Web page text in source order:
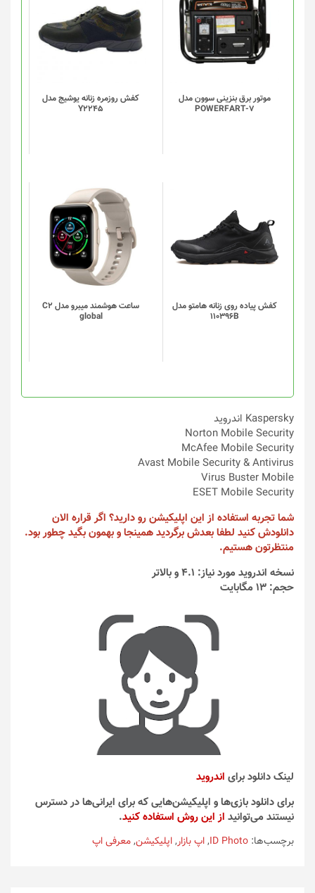
شوند
موتور برق بنزینی سوون مدل
POWERFART-7
کفش روزمره زنانه یوشیج مدل
Y2245
کفش پیاده روی زنانه هامتو مدل
110396B
محصول
دارای
انواع
مختلفی
گزینه
ها
محصول
شوند
ساعت هوشمند میبرو مدل C2
global
این
محصول
دارای
انواع
مختلفی
می
گزینه
ها
محصول
Kaspersky اندروید
Norton Mobile Security
McAfee Mobile Security
Avast Mobile Security & Antivirus
Virus Buster Mobile
ESET Mobile Security
شما تجربه استفاده از این اپلیکیشن رو دارید؟ اگر قراره الان
دانلودش کنید لطفا بعدش برگردید همینجا و بهمون بگید چطور بود.
منتظرتون هستیم.
نسخه اندروید مورد نیاز: 4.1 و بالاتر
حجم: 13 مگابایت
لینک دانلود برای اندروید
برای دانلود بازی‌ها و اپلیکیشن‌هایی که برای ایرانی‌ها در دسترس
نیستند می‌توانید از این روش استفاده کنید.
برچسب‌ها: ID Photo
,اپ بازار,اپلیکیشن,معرفی اپ